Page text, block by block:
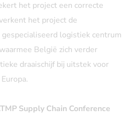
het project een correcte
het project de
gespecialiseerd logistiek centrum
België zich verder
draaischijf bij uitstek voor
Supply Chain Conference